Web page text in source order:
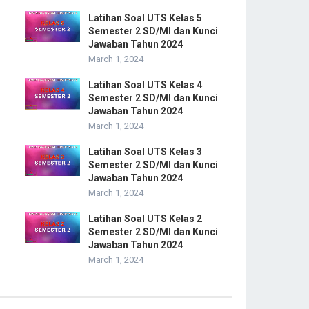
Latihan Soal UTS Kelas 5
Semester 2 SD/MI dan Kunci
Jawaban Tahun 2024
March 1, 2024
Latihan Soal UTS Kelas 4
Semester 2 SD/MI dan Kunci
Jawaban Tahun 2024
March 1, 2024
Latihan Soal UTS Kelas 3
Semester 2 SD/MI dan Kunci
Jawaban Tahun 2024
March 1, 2024
Latihan Soal UTS Kelas 2
Semester 2 SD/MI dan Kunci
Jawaban Tahun 2024
March 1, 2024